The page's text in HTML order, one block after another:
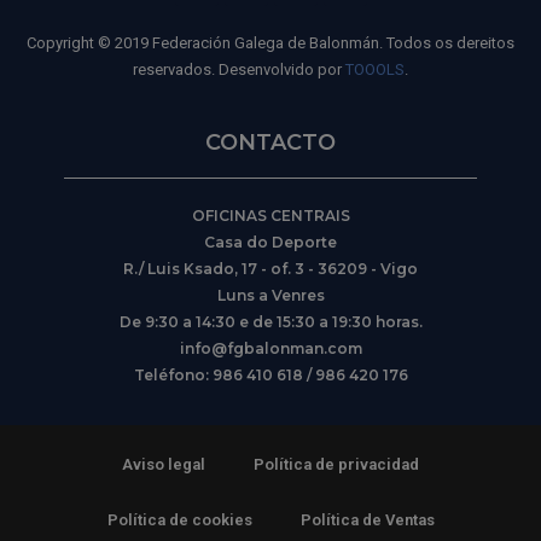
Copyright © 2019 Federación Galega de Balonmán. Todos os dereitos
reservados. Desenvolvido por TOOOLS
CONTACTO
OFICINAS CENTRAIS
Casa do Deporte
R./ Luis Ksado, 17 - of. 3 - 36209 - Vigo
Luns a Venres
De 9:30 a 14:30 e de 15:30 a 19:30 horas.
info@fgbalonman.com
Teléfono: 986 410 618 / 986 420 176
Aviso legal Política de privacidad
Política de cookies Política de Ventas